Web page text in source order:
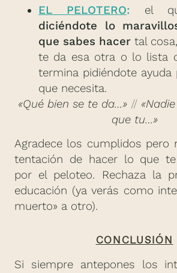
EL PELOTERO: el
diciéndote lo
que sabes hacer tal
te da esa otra o lo lista
termina pidiéndote ayuda
que necesita.
«Qué bien se te da…» //
que tu…»
Agradece los cumplidos pero
tentación de hacer lo que
por el peloteo. Rechaza la
educación (ya verás como
muerto» a otro).
CONCLUSIÓN
Si siempre antepones los